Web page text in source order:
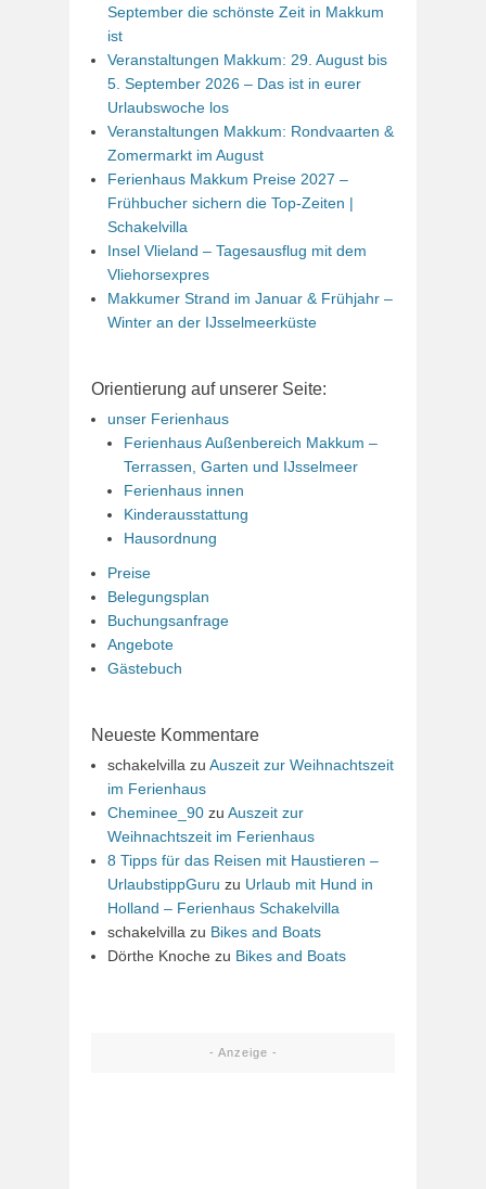
September die schönste Zeit in Makkum
ist
Veranstaltungen Makkum: 29. August bis
5. September 2026 – Das ist in eurer
Urlaubswoche los
Veranstaltungen Makkum: Rondvaarten &
Zomermarkt im August
Ferienhaus Makkum Preise 2027 –
Frühbucher sichern die Top-Zeiten |
Schakelvilla
Insel Vlieland – Tagesausflug mit dem
Vliehorsexpres
Makkumer Strand im Januar & Frühjahr –
Winter an der IJsselmeerküste
Orientierung auf unserer Seite:
unser Ferienhaus
Ferienhaus Außenbereich Makkum –
Terrassen, Garten und IJsselmeer
Ferienhaus innen
Kinderausstattung
Hausordnung
Preise
Belegungsplan
Buchungsanfrage
Angebote
Gästebuch
Neueste Kommentare
schakelvilla zu Auszeit zur Weihnachtszeit
im Ferienhaus
Cheminee_90 zu Auszeit zur
Weihnachtszeit im Ferienhaus
8 Tipps für das Reisen mit Haustieren –
UrlaubstippGuru zu Urlaub mit Hund in
Holland – Ferienhaus Schakelvilla
schakelvilla zu Bikes and Boats
Dörthe Knoche zu Bikes and Boats
- Anzeige -